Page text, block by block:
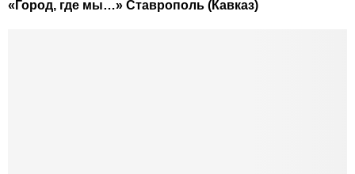
«Город, где мы…» Ставрополь (Кавказ)